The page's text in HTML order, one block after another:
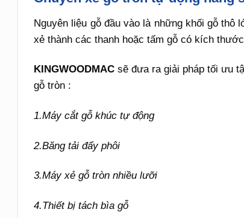
Nguyên liệu gỗ đầu vào là những khối gỗ
xẻ thành các thanh hoặc tấm gỗ có kích
KINGWOODMAC sẽ đưa ra giải pháp tối ưu
gỗ tròn :
1.Máy cắt gỗ khúc tự động
2.Băng tải đẩy phôi
3.Máy xẻ gỗ tròn nhiều lưỡi
4.Thiết bị tách bìa gỗ